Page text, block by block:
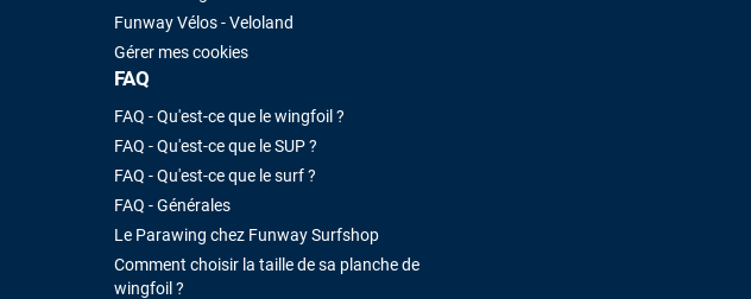
Funway Vélos - Veloland
Gérer mes cookies
FAQ
FAQ - Qu'est-ce que le wingfoil ?
FAQ - Qu'est-ce que le SUP ?
FAQ - Qu'est-ce que le surf ?
FAQ - Générales
Le Parawing chez Funway Surfshop
Comment choisir la taille de sa planche de
wingfoil ?